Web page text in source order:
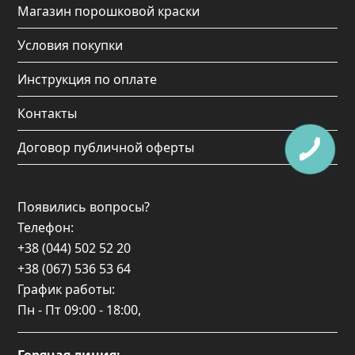
Магазин порошковой краски
Условия покупки
Инструкция по оплате
Контакты
Договор публичной оферты
Появились вопросы?
Телефон:
+38 (044) 502 52 20
+38 (067) 536 53 64
График работы:
Пн - Пт 09:00 - 18:00,